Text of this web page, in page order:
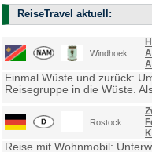
ReiseTravel aktuell:
Windhoek
Einmal Wüste und zurück:
Reisegruppe in die Wüste.
Rostock
Reise mit Wohnmobil: